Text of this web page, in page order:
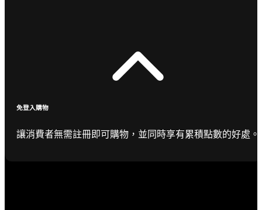
免登入購物
讓消費者無需註冊即可購物，並同時享有累積點數的好處。